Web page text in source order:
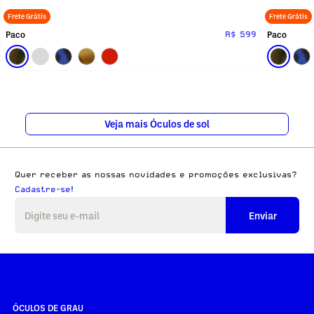
Frete Grátis
Paco R$ 599
Frete Grátis
Paco
Veja mais Óculos de sol
Quer receber as nossas novidades e promoções exclusivas?
Cadastre-se!
Enviar
ÓCULOS DE GRAU